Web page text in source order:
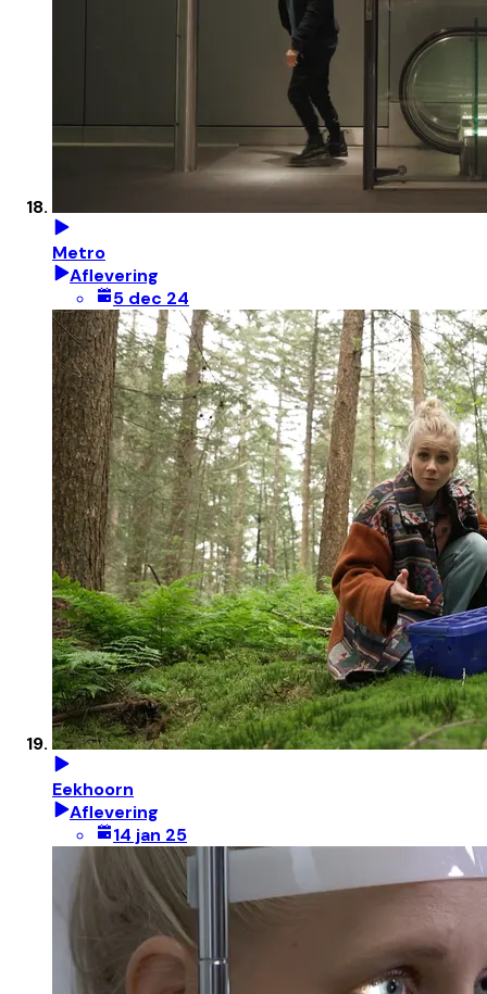
Metro
Aflevering
5 dec 24
Eekhoorn
Aflevering
14 jan 25